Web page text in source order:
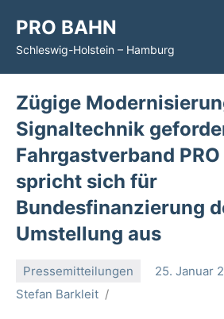
Inhalt
springen
PRO BAHN
Schleswig-Holstein – Hamburg
Zügige
Signaltechnik
Fahrgastverband PRO
spricht sich für
Bundesfinanzierung
Umstellung aus
Pressemitteilungen
25. Januar
Stefan Barkleit